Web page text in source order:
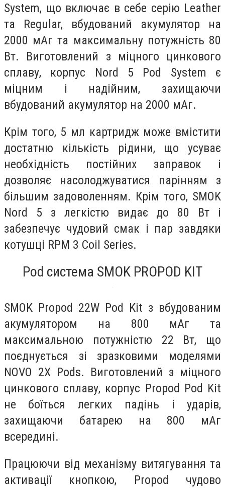
System, що включає в себе серію Leather
та Regular, вбудований акумулятор на
2000 мАг та максимальну потужність 80
Вт. Виготовлений з міцного цинкового
сплаву, корпус Nord 5 Pod System є
міцним і надійним, захищаючи
вбудований акумулятор на 2000 мАг.
Крім того, 5 мл картридж може вмістити
достатню кількість рідини, що усуває
необхідність постійних заправок і
дозволяє насолоджуватися парінням з
більшим задоволенням. Крім того, SMOK
Nord 5 з легкістю видає до 80 Вт і
забезпечує чудовий смак і пар завдяки
котушці RPM 3 Coil Series.
Pod система SMOK PROPOD KIT
SMOK Propod 22W Pod Kit з вбудованим
акумулятором на 800 мАг та
максимальною потужністю 22 Вт, що
поєднується зі зразковими моделями
NOVO 2X Pods. Виготовлений з міцного
цинкового сплаву, корпус Propod Pod Kit
не боїться легких падінь і ударів,
захищаючи батарею на 800 мАг
всередині.
Працюючи від механізму витягування та
активації кнопкою, Propod чудово